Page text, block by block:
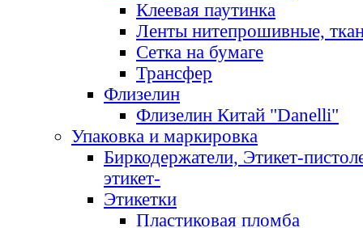
Клеевая паутинка
Ленты нитепрошивные,
Сетка на бумаге
Трансфер
Флизелин
Флизелин Китай "Danelli"
Упаковка и маркировка
Биркодержатели, Этикет-
этикет-
Этикетки
Пластиковая пломба